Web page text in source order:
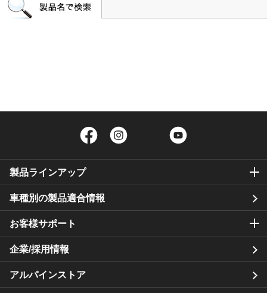
Facebook Twitter
製品ラインアップ
車種別の製品適合情報
お客様サポート
企業/採用情報
アルパインストア